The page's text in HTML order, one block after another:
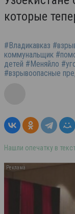
которые
#Владикавказ
коммунальщик
детей #Меняйло
#взрывоопасные
Нашли опечатку в